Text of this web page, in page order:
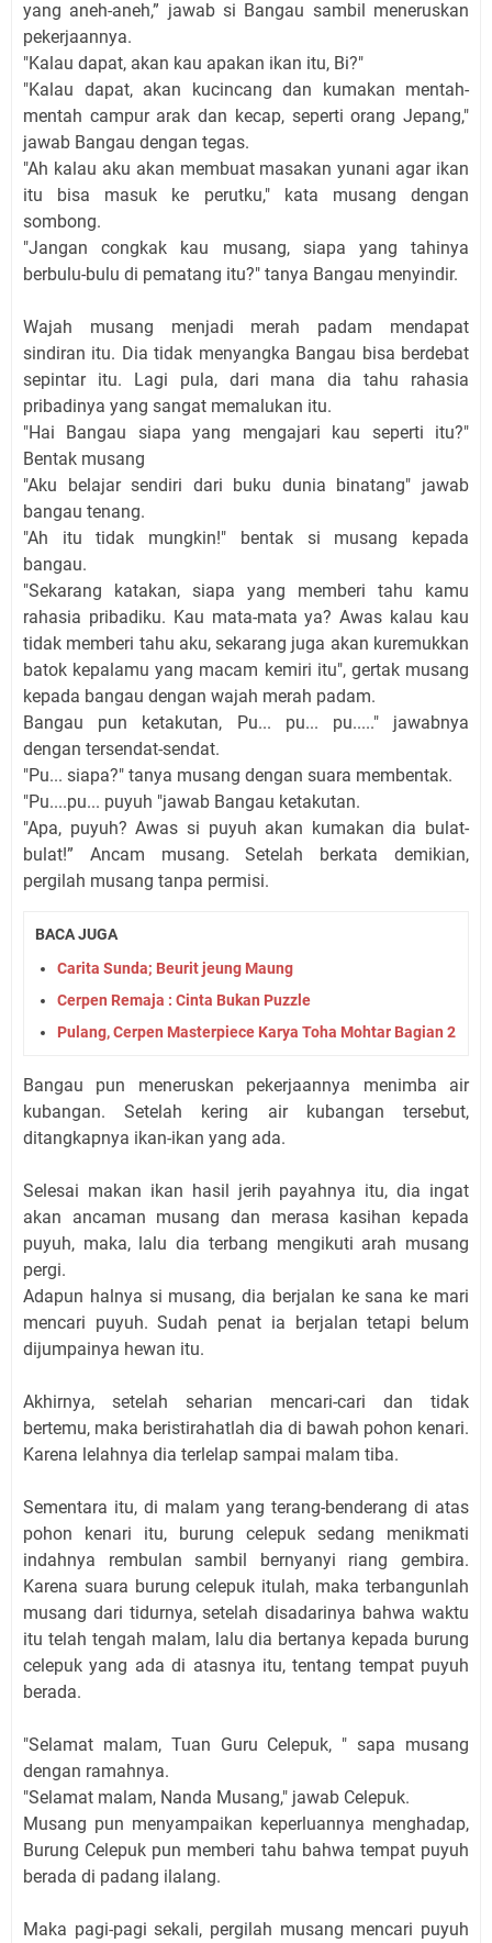
yang aneh-aneh,” jawab si Bangau sambil meneruskan
pekerjaannya.
"Kalau dapat, akan kau apakan ikan itu, Bi?"
"Kalau dapat, akan kucincang dan kumakan mentah-
mentah campur arak dan kecap, seperti orang Jepang,"
jawab Bangau dengan tegas.
"Ah kalau aku akan membuat masakan yunani agar ikan
itu bisa masuk ke perutku," kata musang dengan
sombong.
"Jangan congkak kau musang, siapa yang tahinya
berbulu-bulu di pematang itu?" tanya Bangau menyindir.
Wajah musang menjadi merah padam mendapat
sindiran itu. Dia tidak menyangka Bangau bisa berdebat
sepintar itu. Lagi pula, dari mana dia tahu rahasia
pribadinya yang sangat memalukan itu.
"Hai Bangau siapa yang mengajari kau seperti itu?"
Bentak musang
"Aku belajar sendiri dari buku dunia binatang" jawab
bangau tenang.
"Ah itu tidak mungkin!" bentak si musang kepada
bangau.
"Sekarang katakan, siapa yang memberi tahu kamu
rahasia pribadiku. Kau mata-mata ya? Awas kalau kau
tidak memberi tahu aku, sekarang juga akan kuremukkan
batok kepalamu yang macam kemiri itu", gertak musang
kepada bangau dengan wajah merah padam.
Bangau pun ketakutan, Pu... pu... pu....." jawabnya
dengan tersendat-sendat.
"Pu... siapa?" tanya musang dengan suara membentak.
"Pu....pu... puyuh "jawab Bangau ketakutan.
"Apa, puyuh? Awas si puyuh akan kumakan dia bulat-
bulat!” Ancam musang. Setelah berkata demikian,
pergilah musang tanpa permisi.
BACA JUGA
Carita Sunda; Beurit jeung Maung
Cerpen Remaja : Cinta Bukan Puzzle
Pulang, Cerpen Masterpiece Karya Toha Mohtar Bagian 2
Bangau pun meneruskan pekerjaannya menimba air
kubangan. Setelah kering air kubangan tersebut,
ditangkapnya ikan-ikan yang ada.
Selesai makan ikan hasil jerih payahnya itu, dia ingat
akan ancaman musang dan merasa kasihan kepada
puyuh, maka, lalu dia terbang mengikuti arah musang
pergi.
Adapun halnya si musang, dia berjalan ke sana ke mari
mencari puyuh. Sudah penat ia berjalan tetapi belum
dijumpainya hewan itu.
Akhirnya, setelah seharian mencari-cari dan tidak
bertemu, maka beristirahatlah dia di bawah pohon kenari.
Karena lelahnya dia terlelap sampai malam tiba.
Sementara itu, di malam yang terang-benderang di atas
pohon kenari itu, burung celepuk sedang menikmati
indahnya rembulan sambil bernyanyi riang gembira.
Karena suara burung celepuk itulah, maka terbangunlah
musang dari tidurnya, setelah disadarinya bahwa waktu
itu telah tengah malam, lalu dia bertanya kepada burung
celepuk yang ada di atasnya itu, tentang tempat puyuh
berada.
"Selamat malam, Tuan Guru Celepuk, " sapa musang
dengan ramahnya.
"Selamat malam, Nanda Musang," jawab Celepuk.
Musang pun menyampaikan keperluannya menghadap,
Burung Celepuk pun memberi tahu bahwa tempat puyuh
berada di padang ilalang.
Maka pagi-pagi sekali, pergilah musang mencari puyuh